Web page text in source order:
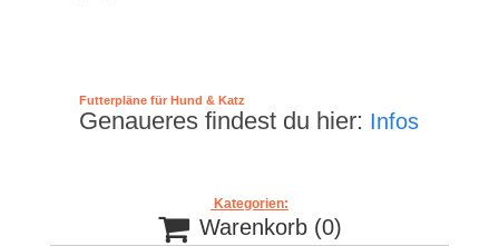
Futterpläne für Hund & Katz
Genaueres findest du hier: Infos
Kategorien:
 Warenkorb (0)